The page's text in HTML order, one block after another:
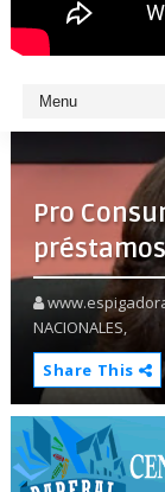
Pro
NACIONALES,
Share This